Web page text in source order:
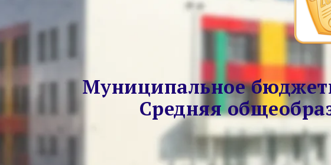
Муниципальное
Средняя